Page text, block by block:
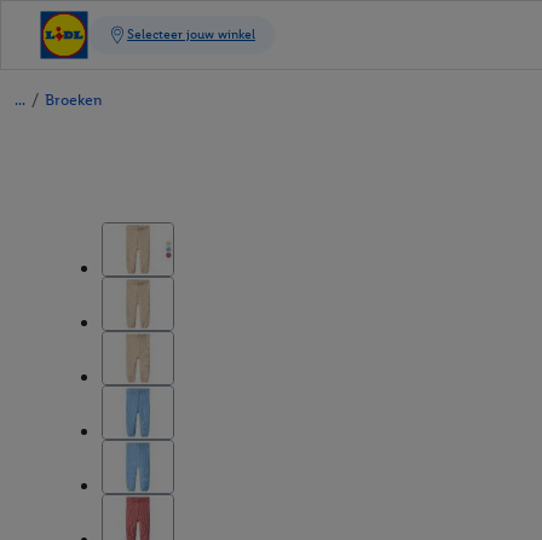
/ Broeken